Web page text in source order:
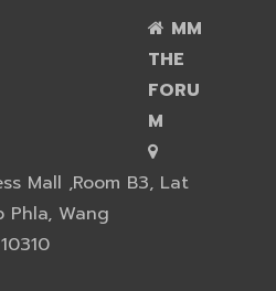
MM
THE
FORU
M
Mall ,Room B3, Lat
Phla, Wang